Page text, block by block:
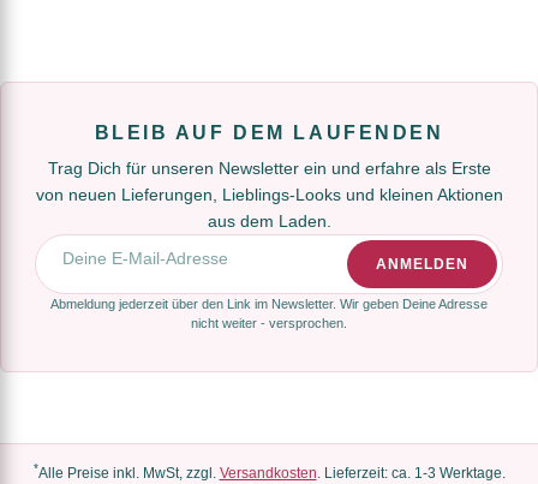
BLEIB AUF DEM LAUFENDEN
Trag Dich für unseren Newsletter ein und erfahre als Erste
von neuen Lieferungen, Lieblings-Looks und kleinen Aktionen
aus dem Laden.
E-Mail-Adresse
ANMELDEN
Abmeldung jederzeit über den Link im Newsletter. Wir geben Deine Adresse
nicht weiter - versprochen.
*Alle Preise inkl. MwSt, zzgl. Versandkosten. Lieferzeit: ca. 1-3 Werktage.